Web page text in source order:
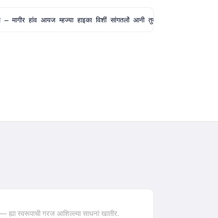
हांव आयज म्हज्या हाइका विशीं सांगतलों आनी तुमी ताका ब्लॉग पोस्टांत
स्वरूपाची गरज आशिल्ल्या साधनां खातीर.